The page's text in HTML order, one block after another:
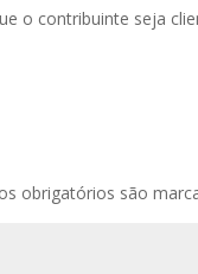
o contribuinte seja
obrigatórios são